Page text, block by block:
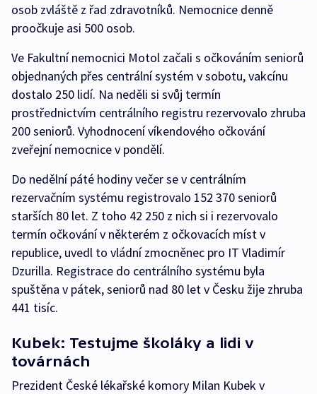
osob zvláště z řad zdravotníků. Nemocnice denně
proočkuje asi 500 osob.
Ve Fakultní nemocnici Motol začali s očkováním seniorů
objednaných přes centrální systém v sobotu, vakcínu
dostalo 250 lidí. Na neděli si svůj termín
prostřednictvím centrálního registru rezervovalo zhruba
200 seniorů. Vyhodnocení víkendového očkování
zveřejní nemocnice v pondělí.
Do nedělní páté hodiny večer se v centrálním
rezervačním systému registrovalo 152 370 seniorů
starších 80 let. Z toho 42 250 z nich si i rezervovalo
termín očkování v některém z očkovacích míst v
republice, uvedl to vládní zmocněnec pro IT Vladimír
Dzurilla. Registrace do centrálního systému byla
spuštěna v pátek, seniorů nad 80 let v Česku žije zhruba
441 tisíc.
Kubek: Testujme školáky a lidi v
továrnách
Prezident České lékařské komory Milan Kubek v